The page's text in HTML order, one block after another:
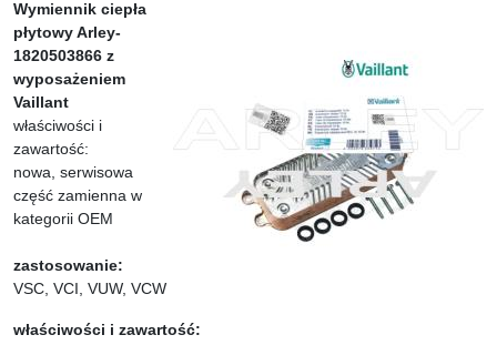
Wymiennik ciepła
płytowy Arley-
1820503866 z
wyposażeniem
Vaillant
właściwości i
zawartość:
nowa, serwisowa
część zamienna w
kategorii OEM
zastosowanie:
VSC, VCI, VUW, VCW
właściwości i zawartość: